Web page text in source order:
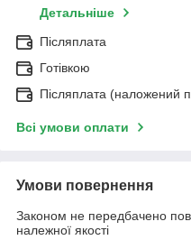
Детальніше
Післяплата
Готівкою
Післяплата (наложений
Всі умови оплати
Умови повернення
Законом не передбачено
належної якості